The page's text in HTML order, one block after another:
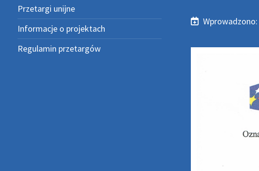
Przetargi unijne
Informacje o projektach
Regulamin przetargów
Wprowadzono
Wprowadzono:
Poprawiono